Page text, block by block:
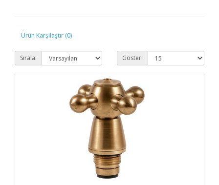
Ürün Karşılaştır (0)
Sırala: Göster: